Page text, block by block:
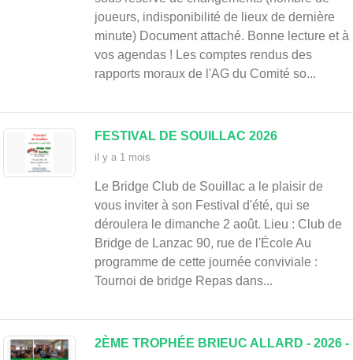
du
joueurs, indisponibilité de lieux de dernière
minute) Document attaché. Bonne lecture et à
vos agendas ! Les comptes rendus des
rapports moraux de l'AG du Comité so...
FESTIVAL DE SOUILLAC 2026
il y a 1 mois
Le Bridge Club de Souillac a le plaisir de
vous inviter à son Festival d'été, qui se
déroulera le dimanche 2 août. Lieu : Club de
Bridge de Lanzac 90, rue de l'École Au
programme de cette journée conviviale :
Tournoi de bridge Repas dans...
2ÈME TROPHÉE BRIEUC ALLARD - 2026 -